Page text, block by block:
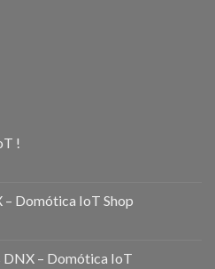
!
Domótica IoT Shop
– Domótica IoT